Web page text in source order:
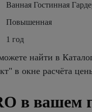
Ванная Гостинная
Повышенная
1 год
найти в
в окне расчёта
в вашем